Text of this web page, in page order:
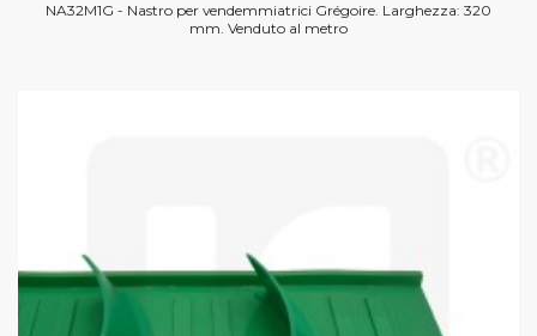
NA32M1G - Nastro per vendemmiatrici Grégoire. Larghezza: 320
mm. Venduto al metro